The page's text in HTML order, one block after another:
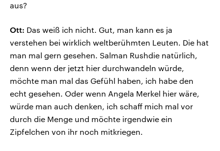
aus?
Ott: Das weiß ich nicht. Gut, man kann es ja
verstehen bei wirklich weltberühmten Leuten. Die hat
man mal gern gesehen. Salman Rushdie natürlich,
denn wenn der jetzt hier durchwandeln würde,
möchte man mal das Gefühl haben, ich habe den
echt gesehen. Oder wenn Angela Merkel hier wäre,
würde man auch denken, ich schaff mich mal vor
durch die Menge und möchte irgendwie ein
Zipfelchen von ihr noch mitkriegen.